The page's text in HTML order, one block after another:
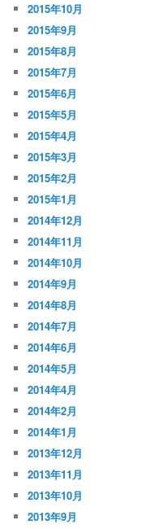
2015年10月
2015年9月
2015年8月
2015年7月
2015年6月
2015年5月
2015年4月
2015年3月
2015年2月
2015年1月
2014年12月
2014年11月
2014年10月
2014年9月
2014年8月
2014年7月
2014年6月
2014年5月
2014年4月
2014年2月
2014年1月
2013年12月
2013年11月
2013年10月
2013年9月